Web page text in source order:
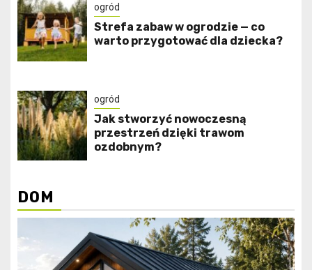
ogród
Strefa zabaw w ogrodzie — co
warto przygotować dla dziecka?
ogród
Jak stworzyć nowoczesną
przestrzeń dzięki trawom
ozdobnym?
DOM